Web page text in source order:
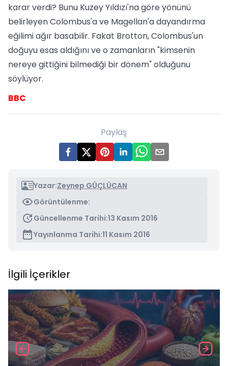
karar verdi? Bunu Kuzey Yıldızı'na göre yönünü
belirleyen Colombus'a ve Magellan'a dayandırma
eğilimi ağır basabilir. Fakat Brotton, Colombus'un
doğuyu esas aldığını ve o zamanların "kimsenin
nereye gittiğini bilmediği bir dönem" olduğunu
söylüyor.
BBC
Paylaş
Yazar:Zeynep GÜÇLÜCAN
Görüntülenme:
Güncellenme Tarihi:13 Kasım 2016
Yayınlanma Tarihi:11 Kasım 2016
İlgili İçerikler